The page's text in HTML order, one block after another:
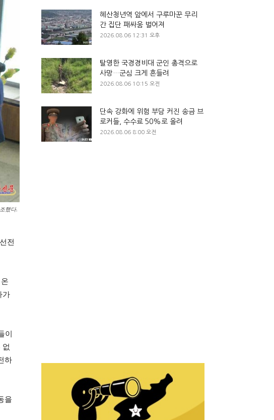
했다.
전
가
이
없
하
을
혜산청년역 앞에서 구루마꾼 무리
간 집단 패싸움 벌어져
2026.08.06 12:31 오후
탈영한 국경경비대 군인 총격으로
사망…군심 크게 흔들려
2026.08.06 10:15 오전
단속 강화에 위험 부담 커진 송금 브
로커들, 수수료 50%로 올려
2026.08.06 8:00 오전